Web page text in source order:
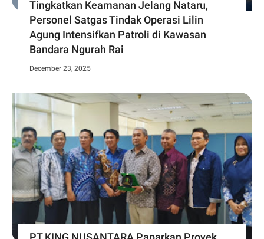
Tingkatkan Keamanan Jelang Nataru,
Personel Satgas Tindak Operasi Lilin
Agung Intensifkan Patroli di Kawasan
Bandara Ngurah Rai
December 23, 2025